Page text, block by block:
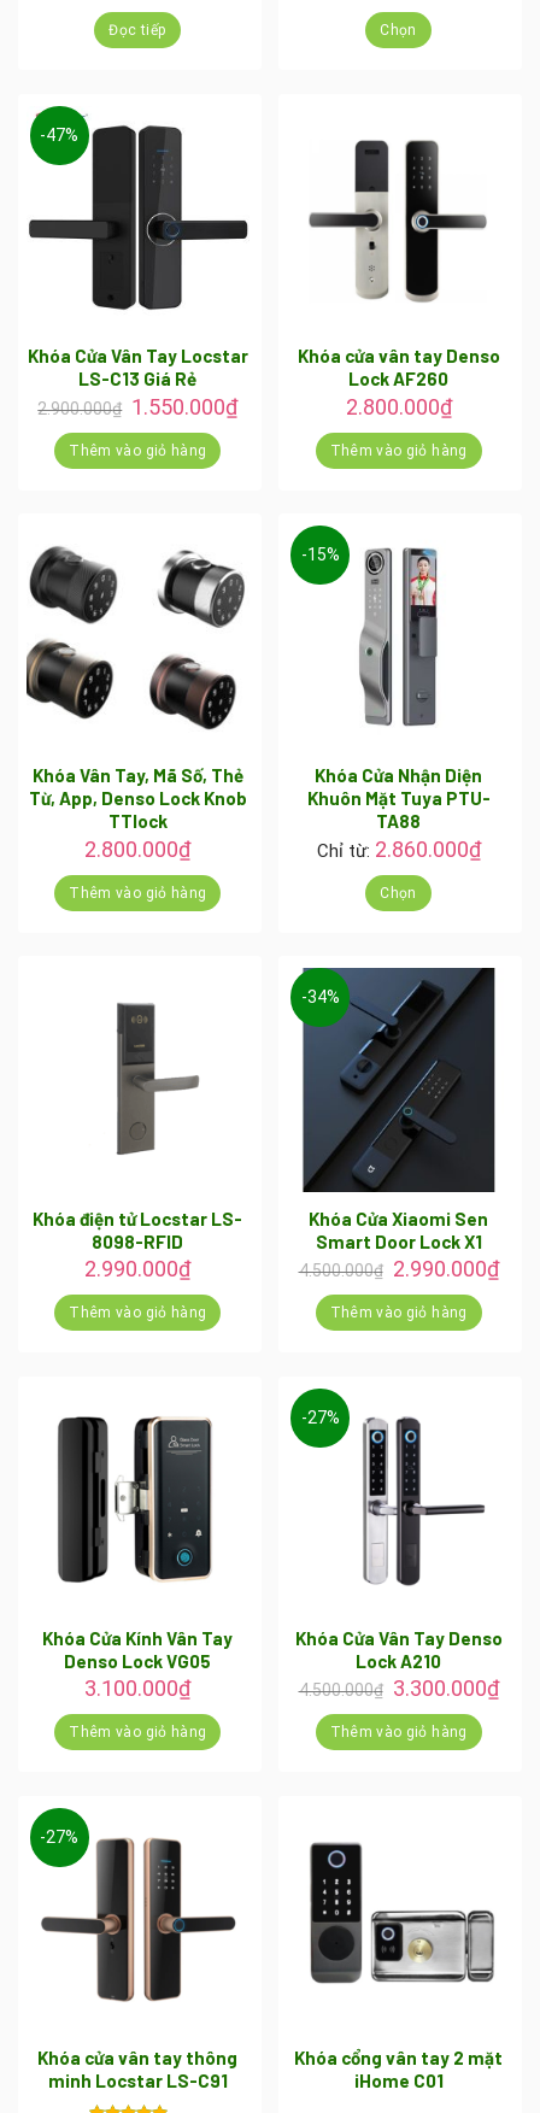
Đọc tiếp Chọn
có
nhiều
biến
thể.
tùy
có
thể
được
chọn
trên
phẩm
-47%
Khóa Cửa Vân Tay Locstar
LS-C13 Giá Rẻ
2.900.000₫ Giá
gốc
là:
2.900.000₫.
1.550.000₫Giá
hiện
Thêm vào giỏ hàng
Khóa cửa vân tay Denso
Lock AF260
2.800.000₫
Thêm vào giỏ hàng
Khóa Vân Tay, Mã Số, Thẻ
Từ, App, Denso Lock Knob
TTlock
2.800.000₫
Thêm vào giỏ hàng
-15%
Khóa Cửa Nhận Diện
Khuôn Mặt Tuya PTU-
TA88
Chỉ từ: 2.860.000₫
Chọn
này
có
nhiều
biến
thể.
Các
tùy
có
thể
được
chọn
trên
phẩm
Khóa điện tử Locstar LS-
8098-RFID
2.990.000₫
Thêm vào giỏ hàng
-34%
Khóa Cửa Xiaomi Sen
Smart Door Lock X1
4.500.000₫ Giá
gốc
là:
4.500.000₫.
2.990.000₫Giá
Thêm vào giỏ hàng
Khóa Cửa Kính Vân Tay
Denso Lock VG05
3.100.000₫
Thêm vào giỏ hàng
-27%
Khóa Cửa Vân Tay Denso
Lock A210
4.500.000₫ Giá
gốc
là:
4.500.000₫.
3.300.000₫Giá
Thêm vào giỏ hàng
-27%
Khóa cửa vân tay thông
minh Locstar LS-C91
Khóa cổng vân tay 2 mặt
iHome C01